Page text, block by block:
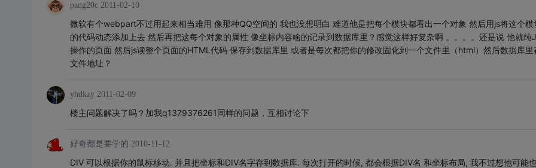
pang20c 2011-02-10
微软有个webpart不过用起来相当难用 像那种QQ空间的 我也没想明白 难道他是把每个模块都看出一个对象 然后用js将这个模
的代码动态添加上去 然后再把这每个对象的属性 像坐标内容啥的记录到数据库里？感觉这样好复杂啊 。。。。还是说 他就纯
操作的页面 然后js读整个页面的HTML代码 保存到数据库里 或者是每次都把你的修改固化到一个文件里（html）然后数据库里
文件地址？
yhdkzy 2011-02-09
楼主问题解决了吗？加我q1379376261同样的问题，互相讨论下
好奇都是要学的 2010-11-12
DIV 可以根据你的鼠标移动. 并且把坐标和DIV名字存到数据库. 每次打开的时候, 都会根据DIV名 和坐标布局, 我不过想他可能